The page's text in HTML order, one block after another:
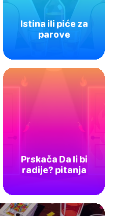
Istina ili piće za
parove
Prskača Da li bi
radije? pitanja